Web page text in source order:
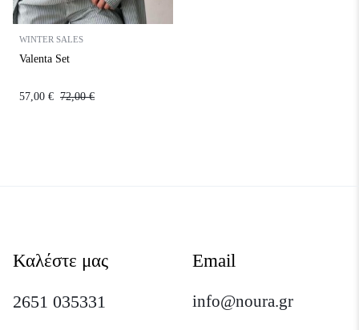
WINTER SALES
Valenta Set
72,00€
57,00 €
Καλέστε μας
2651 035331
Email
info@noura.gr